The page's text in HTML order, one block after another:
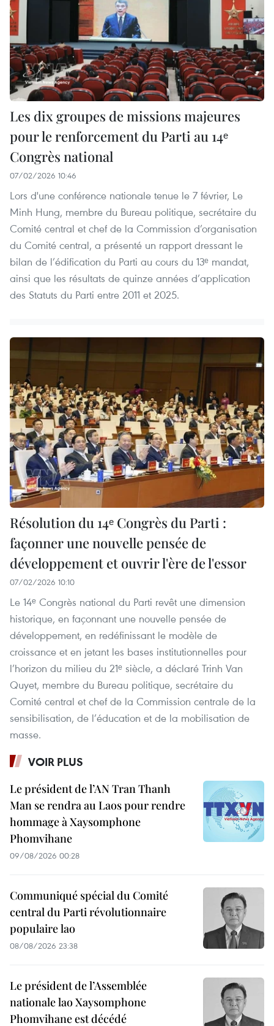
Les dix groupes de missions majeures
pour le renforcement du Parti au 14ᵉ
Congrès national
07/02/2026 10:46
Lors d'une conférence nationale tenue le 7 février, Le
Minh Hung, membre du Bureau politique, secrétaire du
Comité central et chef de la Commission d’organisation
du Comité central, a présenté un rapport dressant le
bilan de l’édification du Parti au cours du 13ᵉ mandat,
ainsi que les résultats de quinze années d’application
des Statuts du Parti entre 2011 et 2025.
Résolution du 14ᵉ Congrès du Parti :
façonner une nouvelle pensée de
développement et ouvrir l'ère de l'essor
07/02/2026 10:10
Le 14ᵉ Congrès national du Parti revêt une dimension
historique, en façonnant une nouvelle pensée de
développement, en redéfinissant le modèle de
croissance et en jetant les bases institutionnelles pour
l’horizon du milieu du 21ᵉ siècle, a déclaré Trinh Van
Quyet, membre du Bureau politique, secrétaire du
Comité central et chef de la Commission centrale de la
sensibilisation, de l’éducation et de la mobilisation de
masse.
VOIR PLUS
Le président de l’AN Tran Thanh
Man se rendra au Laos pour rendre
hommage à Xaysomphone
Phomvihane
09/08/2026 00:28
Communiqué spécial du Comité
central du Parti révolutionnaire
populaire lao
08/08/2026 23:38
Le président de l’Assemblée
nationale lao Xaysomphone
Phomvihane est décédé